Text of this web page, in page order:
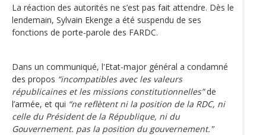
La réaction des autorités ne s’est pas fait attendre. Dès le
lendemain, Sylvain Ekenge a été suspendu de ses
fonctions de porte-parole des FARDC.
Dans un communiqué, l'Etat-major général a condamné
des propos “incompatibles avec les valeurs
républicaines et les missions constitutionnelles”de
l’armée, et qui “ne reflètent ni la position de la RDC, ni
celle du Président de la République, ni du
Gouvernement. pas la position du gouvernement."